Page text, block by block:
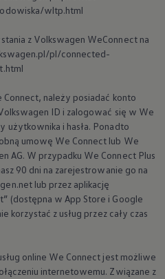
wltp.html
z Volkswagen WeConnect na
pl/connected-
Connect, należy posiadać konto
ID i zalogować się w We
użytkownika i hasła. Ponadto
umowę We Connect lub We
AG. W przypadku We Connect Plus
90 dni na zarejestrowanie go na
lub przez aplikację
(dostępna w App Store i Google
korzystać z usług przez cały czas
online We Connect jest możliwe
internetowemu. Związane z